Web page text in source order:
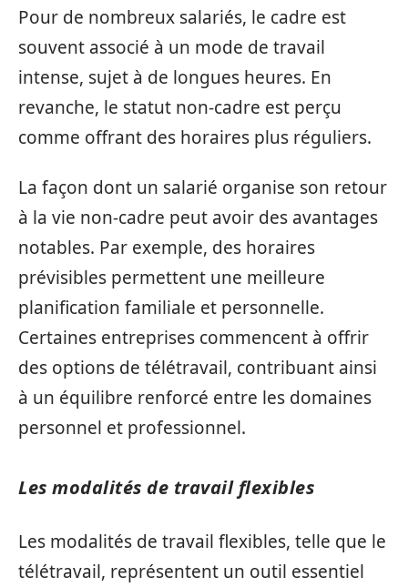
Pour de nombreux salariés, le cadre est
souvent associé à un mode de travail
intense, sujet à de longues heures. En
revanche, le statut non-cadre est perçu
comme offrant des horaires plus réguliers.
La façon dont un salarié organise son retour
à la vie non-cadre peut avoir des avantages
notables. Par exemple, des horaires
prévisibles permettent une meilleure
planification familiale et personnelle.
Certaines entreprises commencent à offrir
des options de télétravail, contribuant ainsi
à un équilibre renforcé entre les domaines
personnel et professionnel.
Les modalités de travail flexibles
Les modalités de travail flexibles, telle que le
télétravail, représentent un outil essentiel